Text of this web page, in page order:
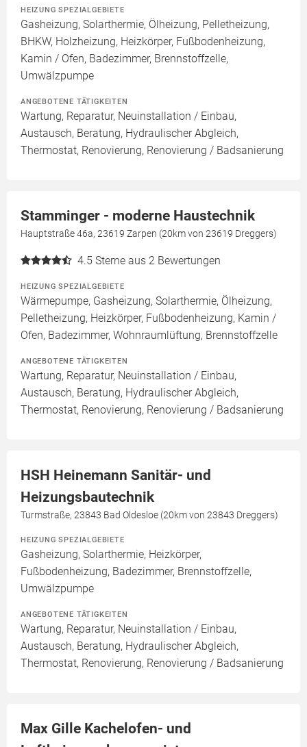
HEIZUNG SPEZIALGEBIETE
Gasheizung, Solarthermie, Ölheizung, Pelletheizung,
BHKW, Holzheizung, Heizkörper, Fußbodenheizung,
Kamin / Ofen, Badezimmer, Brennstoffzelle,
Umwälzpumpe
ANGEBOTENE TÄTIGKEITEN
Wartung, Reparatur, Neuinstallation / Einbau,
Austausch, Beratung, Hydraulischer Abgleich,
Thermostat, Renovierung, Renovierung / Badsanierung
Stamminger - moderne Haustechnik
Hauptstraße 46a, 23619 Zarpen (20km von 23619 Dreggers)
4.5 Sterne aus 2 Bewertungen
HEIZUNG SPEZIALGEBIETE
Wärmepumpe, Gasheizung, Solarthermie, Ölheizung,
Pelletheizung, Heizkörper, Fußbodenheizung, Kamin /
Ofen, Badezimmer, Wohnraumlüftung, Brennstoffzelle
ANGEBOTENE TÄTIGKEITEN
Wartung, Reparatur, Neuinstallation / Einbau,
Austausch, Beratung, Hydraulischer Abgleich,
Thermostat, Renovierung, Renovierung / Badsanierung
HSH Heinemann Sanitär- und
Heizungsbautechnik
Turmstraße, 23843 Bad Oldesloe (20km von 23843 Dreggers)
HEIZUNG SPEZIALGEBIETE
Gasheizung, Solarthermie, Heizkörper,
Fußbodenheizung, Badezimmer, Brennstoffzelle,
Umwälzpumpe
ANGEBOTENE TÄTIGKEITEN
Wartung, Reparatur, Neuinstallation / Einbau,
Austausch, Beratung, Hydraulischer Abgleich,
Thermostat, Renovierung, Renovierung / Badsanierung
Max Gille Kachelofen- und